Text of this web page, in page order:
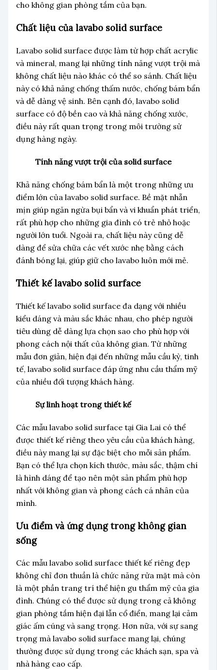
cho không gian phòng tắm của bạn.
Chất liệu của lavabo solid surface
Lavabo solid surface được làm từ hợp chất acrylic
và mineral, mang lại những tính năng vượt trội mà
không chất liệu nào khác có thể so sánh. Chất liệu
này có khả năng chống thấm nước, chống bám bẩn
và dễ dàng vệ sinh. Bên cạnh đó, lavabo solid
surface có độ bền cao và khả năng chống xước,
điều này rất quan trọng trong môi trường sử
dụng hàng ngày.
Tính năng vượt trội của solid surface
Khả năng chống bám bẩn là một trong những ưu
điểm lớn của lavabo solid surface. Bề mặt nhẵn
mịn giúp ngăn ngừa bụi bẩn và vi khuẩn phát triển,
rất phù hợp cho những gia đình có trẻ nhỏ hoặc
người lớn tuổi. Ngoài ra, chất liệu này cũng dễ
dàng để sửa chữa các vết xước nhẹ bằng cách
đánh bóng lại, giúp giữ cho lavabo luôn mới mẻ.
Thiết kế lavabo solid surface
Thiết kế lavabo solid surface đa dạng với nhiều
kiểu dáng và màu sắc khác nhau, cho phép người
tiêu dùng dễ dàng lựa chọn sao cho phù hợp với
phong cách nội thất của không gian. Từ những
mẫu đơn giản, hiện đại đến những mẫu cầu kỳ, tinh
tế, lavabo solid surface đáp ứng nhu cầu thẩm mỹ
của nhiều đối tượng khách hàng.
Sự linh hoạt trong thiết kế
Các mẫu lavabo solid surface tại Gia Lai có thể
được thiết kế riêng theo yêu cầu của khách hàng,
điều này mang lại sự đặc biệt cho mỗi sản phẩm.
Bạn có thể lựa chọn kích thước, màu sắc, thậm chí
là hình dáng để tạo nên một sản phẩm phù hợp
nhất với không gian và phong cách cá nhân của
mình.
Ưu điểm và ứng dụng trong không gian
sống
Các mẫu lavabo solid surface thiết kế riêng đẹp
không chỉ đơn thuần là chức năng rửa mặt mà còn
là một phần trang trí thể hiện gu thẩm mỹ của gia
đình. Chúng có thể được sử dụng trong cả không
gian phòng tắm hiện đại lẫn cổ điển, mang lại cảm
giác ấm cúng và sang trọng. Hơn nữa, với sự sang
trọng mà lavabo solid surface mang lại, chúng
thường được sử dụng trong các khách sạn, spa và
nhà hàng cao cấp.